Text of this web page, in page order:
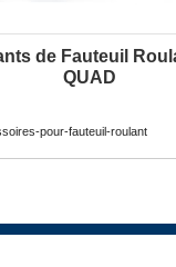
de Fauteuil
QUAD
pour-fauteuil-roulant
PLUS D'INFORMATION